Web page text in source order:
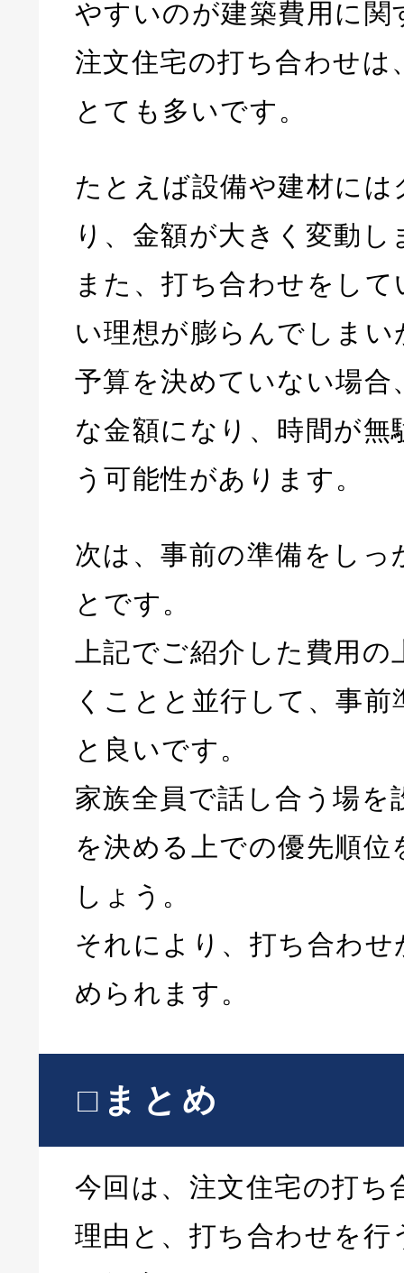
やすいのが建築費用に関
注文住宅の打ち合わせは
とても多いです。
たとえば設備や建材に
り、金額が大きく変動し
また、打ち合わせをし
い理想が膨らんでしまい
予算を決めていない場合
な金額になり、時間が無
う可能性があります。
次は、事前の準備をし
とです。
上記でご紹介した費用
くことと並行して、事
と良いです。
家族全員で話し合う場を
を決める上での優先順
しょう。
それにより、打ち合わ
められます。
□まとめ
今回は、注文住宅の打ち
理由と、打ち合わせを行